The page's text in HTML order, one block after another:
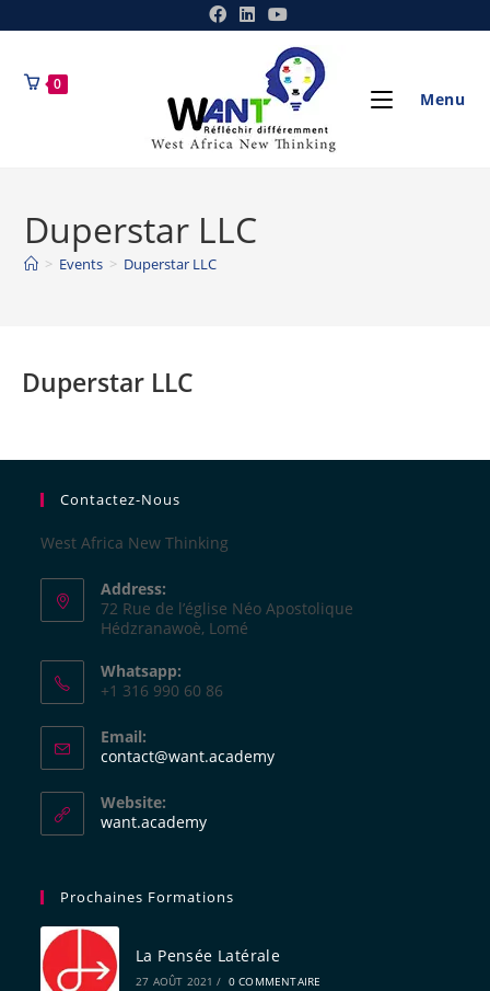
0
Menu
Duperstar LLC
> Events > Duperstar LLC
Duperstar LLC
Contactez-Nous
West Africa New Thinking
Address:
72 Rue de l’église Néo Apostolique
Hédzranawoè, Lomé
Whatsapp:
+1 316 990 60 86
Email:
contact@want.academy
Website:
want.academy
Prochaines Formations
La Pensée Latérale
27 AOÛT 2021 / 0 COMMENTAIRE